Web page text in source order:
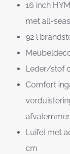
16 inch
met all-
92 l
Leder/stof
Comfort
Luifel met
cm